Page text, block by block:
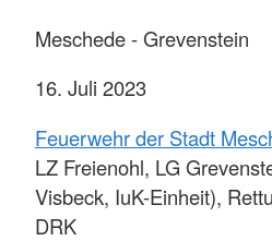
Meschede - Grevenstein
16. Juli 2023
Feuerwehr der Stadt
LZ Freienohl, LG
Visbeck, IuK-Einheit),
DRK